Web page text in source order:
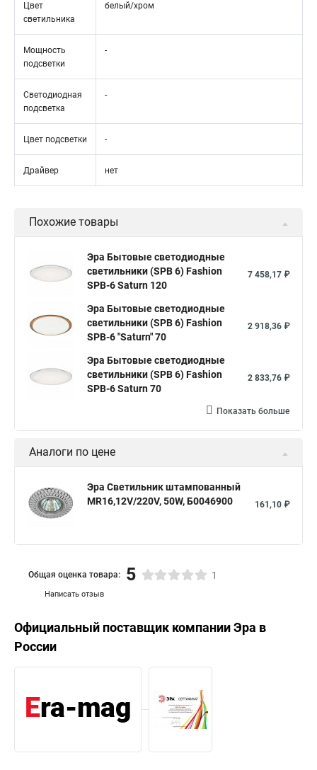
Цвет
светильника
белый/хром
Мощность
подсветки
-
Светодиодная
подсветка
-
Цвет подсветки -
Драйвер нет
Похожие товары
Эра Бытовые светодиодные
светильники (SPB 6) Fashion
SPB-6 Saturn 120
7 458,17 ₽
Эра Бытовые светодиодные
светильники (SPB 6) Fashion
SPB-6 "Saturn" 70
2 918,36 ₽
Эра Бытовые светодиодные
светильники (SPB 6) Fashion
SPB-6 Saturn 70
2 833,76 ₽
Показать больше
Аналоги по цене
Эра Светильник штампованный
MR16,12V/220V, 50W, Б0046900
161,10 ₽
Написать отзыв
Общая оценка товара: 5 1
Официальный поставщик компанииЭра в
России